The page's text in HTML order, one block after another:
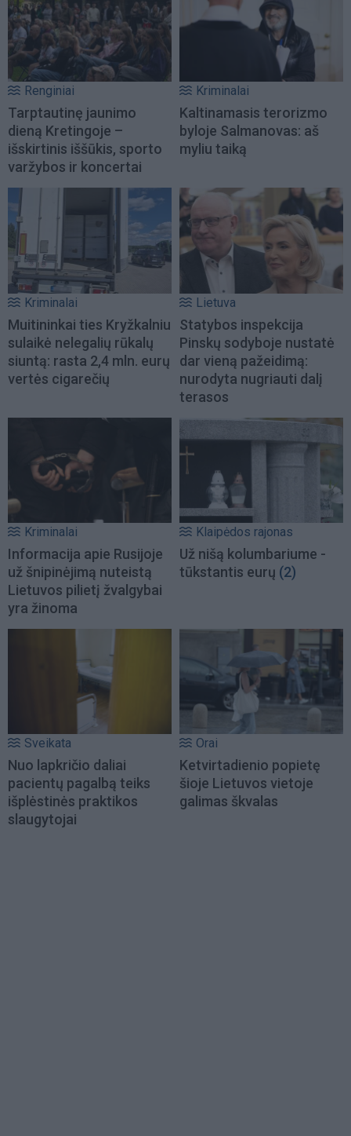
Renginiai
Tarptautinę jaunimo
dieną Kretingoje –
išskirtinis iššūkis, sporto
varžybos ir koncertai
Kriminalai
Kaltinamasis terorizmo
byloje Salmanovas: aš
myliu taiką
Kriminalai
Muitininkai ties Kryžkalniu
sulaikė nelegalių rūkalų
siuntą: rasta 2,4 mln. eurų
vertės cigarečių
Lietuva
Statybos inspekcija
Pinskų sodyboje nustatė
dar vieną pažeidimą:
nurodyta nugriauti dalį
terasos
Kriminalai
Informacija apie Rusijoje
už šnipinėjimą nuteistą
Lietuvos pilietį žvalgybai
yra žinoma
Klaipėdos rajonas
Už nišą kolumbariume -
tūkstantis eurų (2)
Sveikata
Nuo lapkričio daliai
pacientų pagalbą teiks
išplėstinės praktikos
slaugytojai
Orai
Ketvirtadienio popietę
šioje Lietuvos vietoje
galimas škvalas